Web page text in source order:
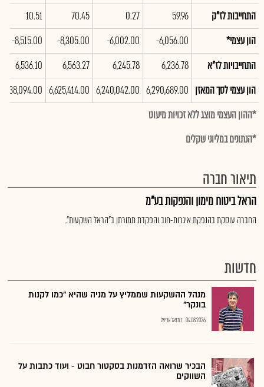
התחייבות לז"ק
59.96
0.27
70.45
10.51
הון עצמי*
-6,056.00
-6,002.00
-8,305.00
-8,515.00
התחייבויות לז"א
6,236.78
6,245.78
6,563.27
6,536.10
הון עצמי לסך המאזן 6,290,689.00
6,240,042.00
6,625,414.00
6,538,094.00
*ההון העצמי מוצג ללא זכויות מיעוט
*הנתונים במליוני שקלים
תיאור חברה
הראל ביטוח מימון והנפקות בע"מ
החברה עוסקת בהנפקת איגרות-חוב והפקדת תמורתן ב"הראל השקעות".
חדשות
מנהל ההשקעות שממליץ על מניה שהיא "כמו לקנות
בונקר"
04.08.2026 נתנאל אריאל
הבכיר שרואה הזדמנות בסקטור חבוט - ועוד כתבות על
השווקים